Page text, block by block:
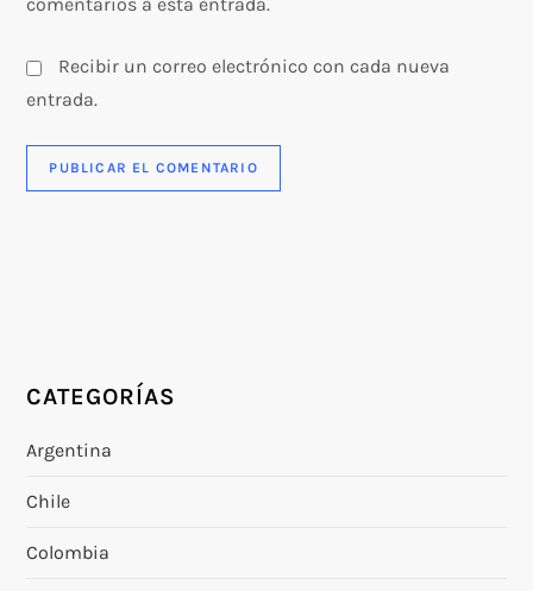
Recibir un correo electrónico con cada nueva
entrada.
CATEGORÍAS
Argentina
Chile
Colombia